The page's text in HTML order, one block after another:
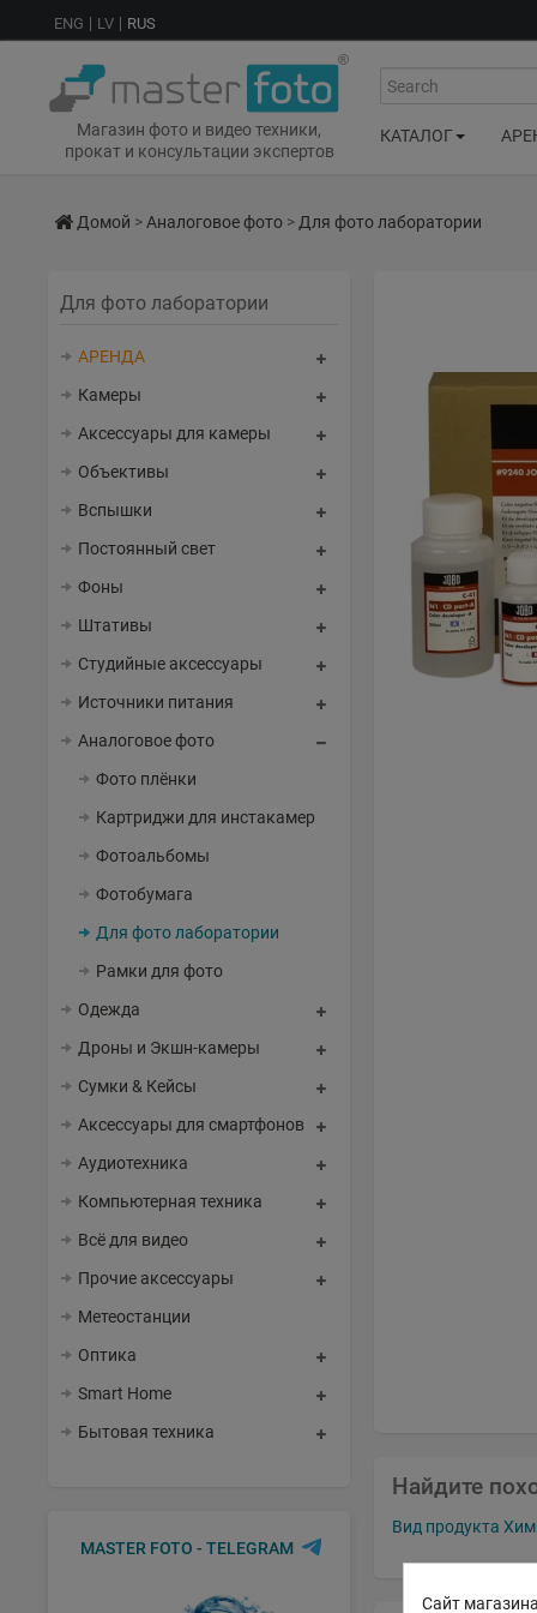
Сайт
ENG LV RUS
Магазин фото и видео техники,
прокат и консультации экспертов
Search
КАТАЛОГ
Домой > Аналоговое фото > Для фото лаборатории
Для фото лаборатории
АРЕНДА
Камеры
Аксессуары для камеры
Объективы
Вспышки
Постоянный свет
Фоны
Штативы
Студийные аксессуары
Источники питания
Аналоговое фото
Фото плёнки
Картриджи для инстакамер
Фотоальбомы
Фотобумага
Для фото лаборатории
Рамки для фото
Одежда
Дроны и Экшн-камеры
Сумки & Кейсы
Аксессуары для смартфонов
Аудиотехника
Компьютерная техника
Всё для видео
Прочие аксессуары
Метеостанции
Оптика
Smart Home
Бытовая техника
MASTER FOTO - TELEGRAM
Найдите
Вид продукта